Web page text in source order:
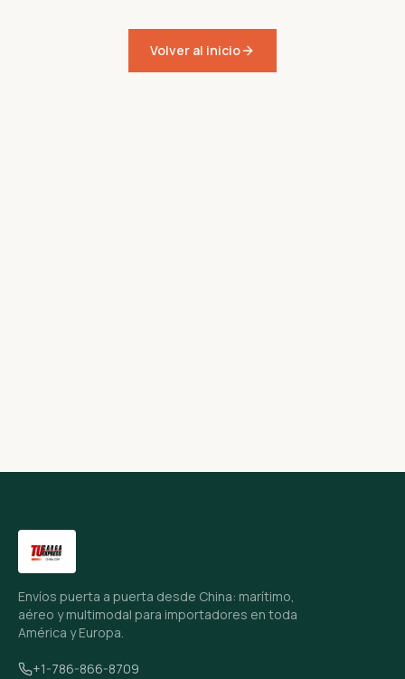
Volver al inicio
Envíos puerta a puerta desde China: marítimo,
aéreo y multimodal para importadores en toda
América y Europa.
+1-786-866-8709